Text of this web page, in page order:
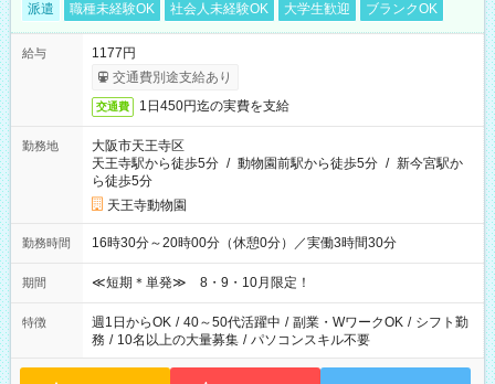
派遣 職種未経験OK 社会人未経験OK 大学生歓迎 ブランクOK
給与
1177円
交通費別途支給あり
交通費 1日450円迄の実費を支給
勤務地
大阪市天王寺区
天王寺駅から徒歩5分 / 動物園前駅から徒歩5分 / 新今宮駅か
ら徒歩5分
天王寺動物園
勤務時間 16時30分～20時00分（休憩0分）／実働3時間30分
期間 ≪短期＊単発≫ 8・9・10月限定！
特徴 週1日からOK / 40～50代活躍中 / 副業・WワークOK / シフト勤
務 / 10名以上の大量募集 / パソコンスキル不要